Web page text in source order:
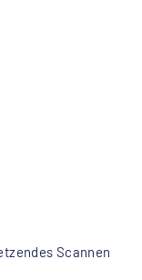
Scannen